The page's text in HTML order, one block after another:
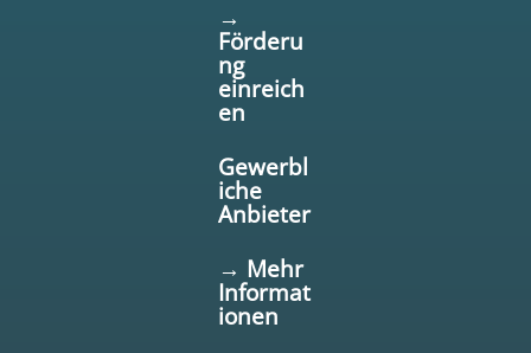
→
Förderu
ng
einreich
en
Gewerbl
iche
Anbieter
→ Mehr
Informat
ionen